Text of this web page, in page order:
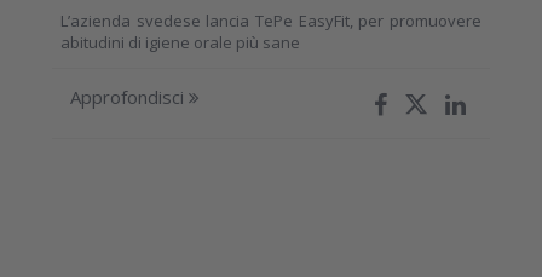
L’azienda svedese lancia TePe EasyFit, per promuovere
abitudini di igiene orale più sane
Approfondisci